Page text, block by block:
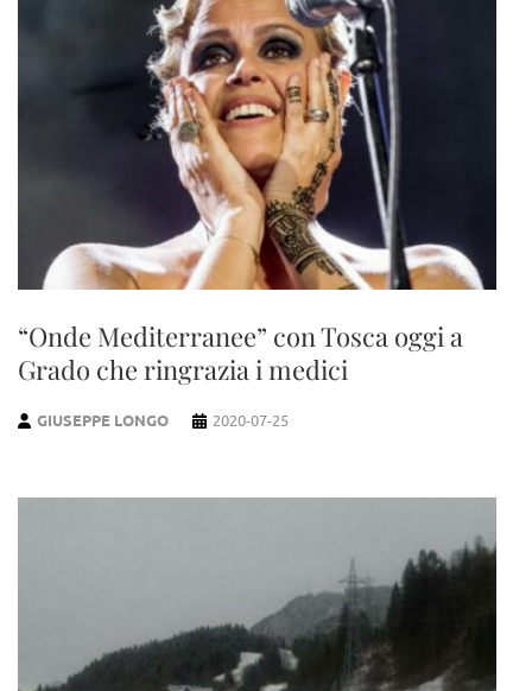
“Onde Mediterranee” con Tosca oggi a
Grado che ringrazia i medici
GIUSEPPE LONGO 2020-07-25